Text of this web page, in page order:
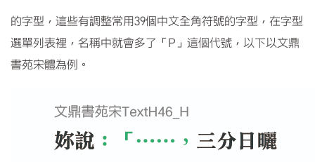
的字型，這些有調整常用39個中文全角符號的字型，在字型
選單列表裡，名稱中就會多了「 P 」這個代號，以下以文鼎
書苑宋體為例。